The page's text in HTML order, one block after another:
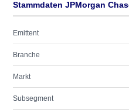
Stammdaten JPMorgan
Emittent
Branche
Markt
Subsegment